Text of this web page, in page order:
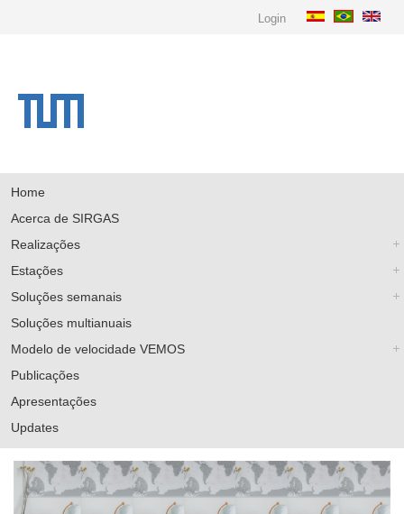
Login
Home
Acerca de SIRGAS
Realizações
Estações
Soluções semanais
Soluções multianuais
Modelo de velocidade VEMOS
Publicações
Apresentações
Updates